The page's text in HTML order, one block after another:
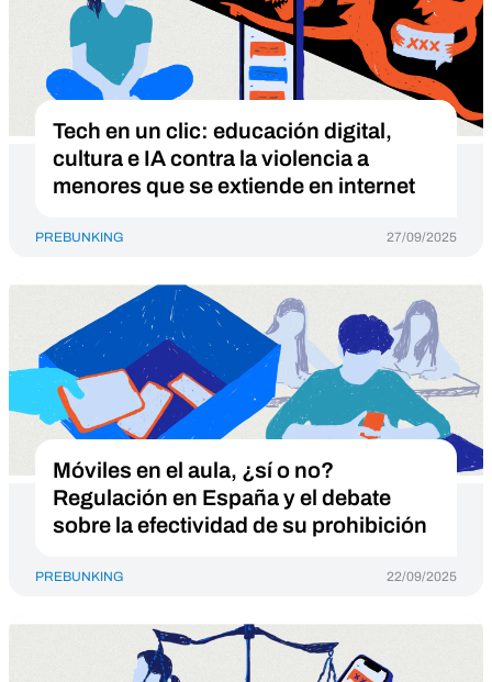
Tech en un clic: educación digital,
cultura e IA contra la violencia a
menores que se extiende en internet
PREBUNKING 27/09/2025
Móviles en el aula, ¿sí o no?
Regulación en España y el debate
sobre la efectividad de su prohibición
PREBUNKING 22/09/2025